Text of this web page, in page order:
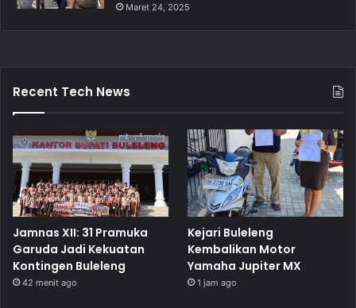
Maret 24, 2025
Recent Tech News
Jamnas XII: 31 Pramuka
Garuda Jadi Kekuatan
Kontingen Buleleng
42 menit ago
Kejari Buleleng
Kembalikan Motor
Yamaha Jupiter MX
1 jam ago